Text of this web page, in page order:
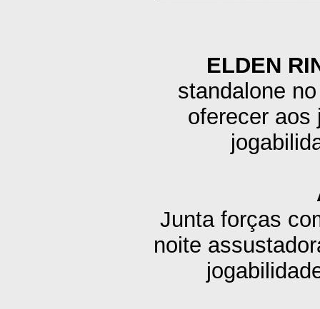
ELDEN
standalone
oferecer aos
Junta forças
noite